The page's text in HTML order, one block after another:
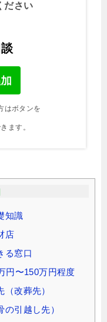
ださい
はボタンを
ます。
知識
店
る窓口
円〜150万円程度
改葬先）
引越し先）